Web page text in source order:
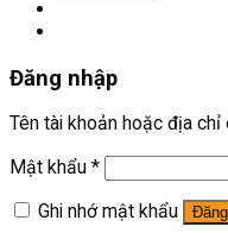
Đăng nhập
Tên tài khoản hoặc địa chỉ
Mật khẩu *
Ghi nhớ mật khẩu